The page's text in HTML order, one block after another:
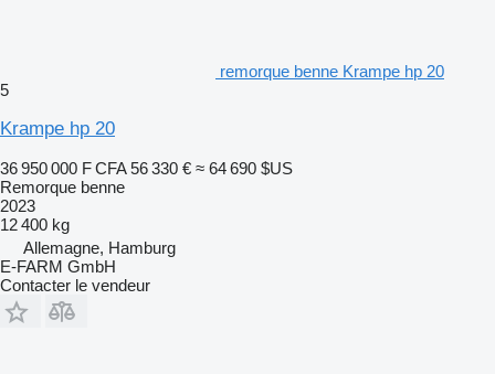
remorque benne Krampe hp 20
5
Krampe hp 20
36 950 000 F CFA 56 330 € ≈ 64 690 $US
Remorque benne
2023
12 400 kg
Allemagne, Hamburg
E-FARM GmbH
Contacter le vendeur